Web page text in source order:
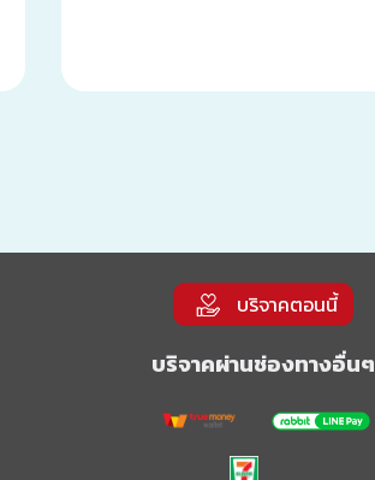
บริจาคตอนนี้
บริจาคผ่านช่องทางอื่นๆ